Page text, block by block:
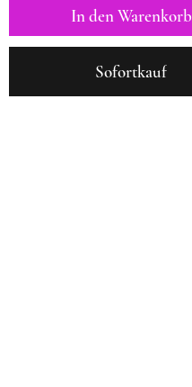
In den Warenkorb
Sofortkauf